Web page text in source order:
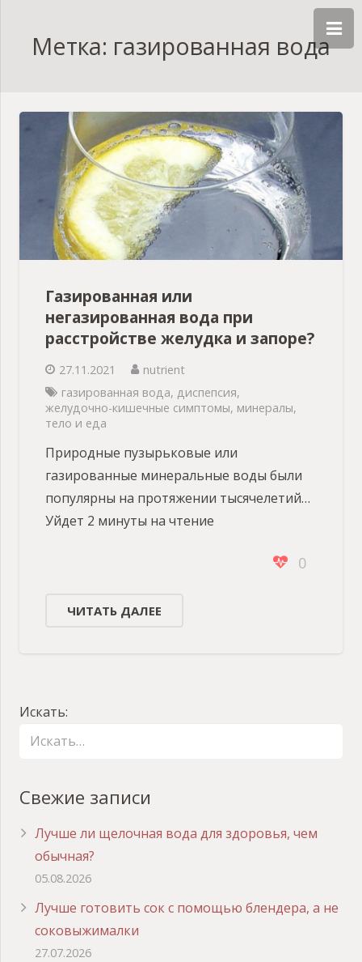
Метка: газированная вода
Газированная или
негазированная вода при
расстройстве желудка и запоре?
27.11.2021
nutrient
газированная вода, диспепсия,
желудочно-кишечные симптомы, минералы,
тело и еда
Природные пузырьковые или
газированные минеральные воды были
популярны на протяжении тысячелетий…
Уйдет 2 минуты на чтение
0
ЧИТАТЬ ДАЛЕЕ
Искать:
Свежие записи
Лучше ли щелочная вода для здоровья, чем
обычная?
05.08.2026
Лучше готовить сок с помощью блендера, а не
соковыжималки
27.07.2026